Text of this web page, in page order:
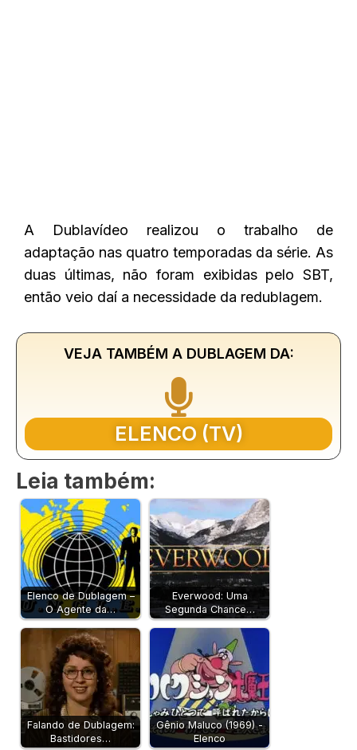
A Dublavídeo realizou o trabalho de
adaptação nas quatro temporadas da série. As
duas últimas, não foram exibidas pelo SBT,
então veio daí a necessidade da redublagem.
VEJA TAMBÉM A DUBLAGEM DA:
ELENCO (TV)
Leia também:
Elenco de Dublagem –
O Agente da…
Everwood: Uma
Segunda Chance…
Falando de Dublagem:
Bastidores…
Gênio Maluco (1969) -
Elenco